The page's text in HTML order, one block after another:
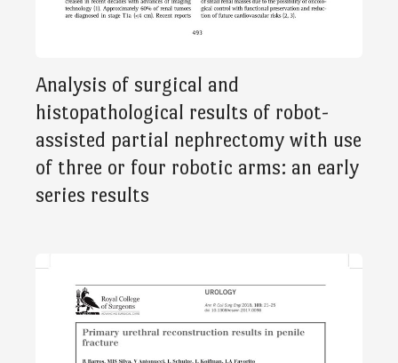
Analysis of surgical and
histopathological results of robot-
assisted partial nephrectomy with use
of three or four robotic arms: an early
series results